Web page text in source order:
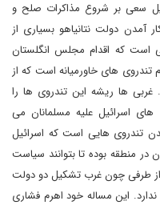
سعی بر شروع مذاکرات صلح و
آمدن دولت نتانیاهو بسیاری از
است که اقدام مجلس انگلستان
های خاورمیانه است که از
ها ریشه این تندروی ها را
اسرائیل علیه مسلمانان می
تندروی هایی است که اسرائیل
در منطقه بوده تا بتوانند سیاست
طرفی چون غرب تشکیل دو دولت
ندارد. این مساله خود اهرم فشاری